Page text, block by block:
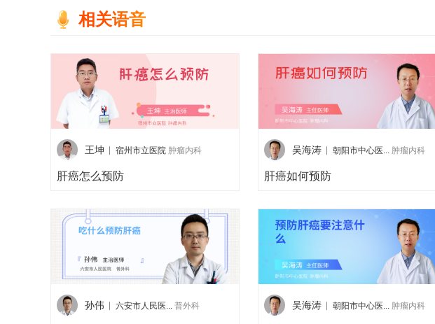
相关语音
王坤 宿州市立医院 肿瘤内科
肝癌怎么预防
吴海涛 朝阳市中心医... 肿瘤内科
肝癌如何预防
孙伟 六安市人民医... 普外科 吴海涛 朝阳市中心医... 肿瘤内科